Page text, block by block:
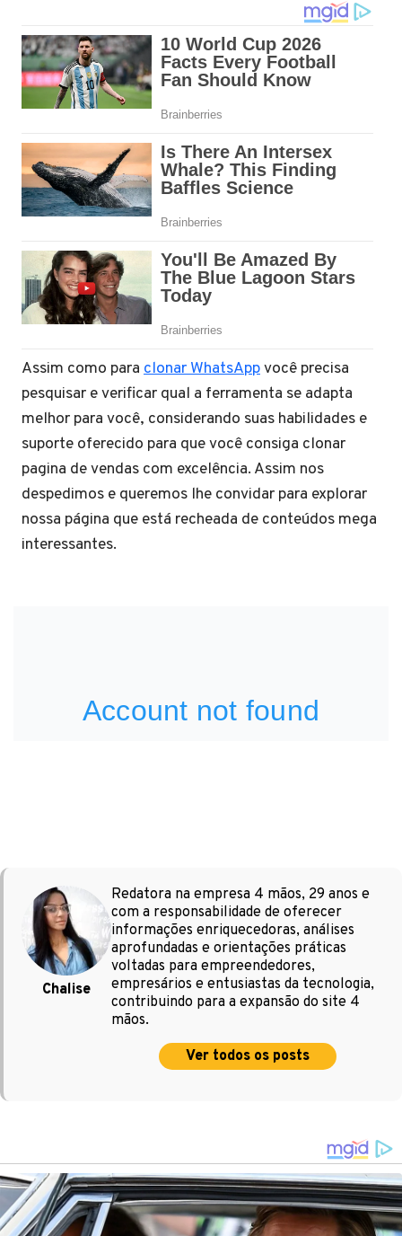
Assim como para clonar WhatsAppvocê precisa
pesquisar e verificar qual a ferramenta se adapta
melhor para você, considerando suas habilidades e
suporte oferecido para que você consiga clonar
pagina de vendas com excelência. Assim nos
despedimos e queremos lhe convidar para explorar
nossa página que está recheada de conteúdos mega
interessantes.
Chalise
Redatora na empresa 4 mãos, 29 anos e
com a responsabilidade de oferecer
informações enriquecedoras, análises
aprofundadas e orientações práticas
voltadas para empreendedores,
empresários e entusiastas da tecnologia,
contribuindo para a expansão do site 4
mãos.
Ver todos os posts